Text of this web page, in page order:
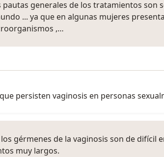
pautas generales de los tratamientos son
... ya que en algunas mujeres
,…
persisten vaginosis en personas
los gérmenes de la vaginosis son de difícil
muy largos.